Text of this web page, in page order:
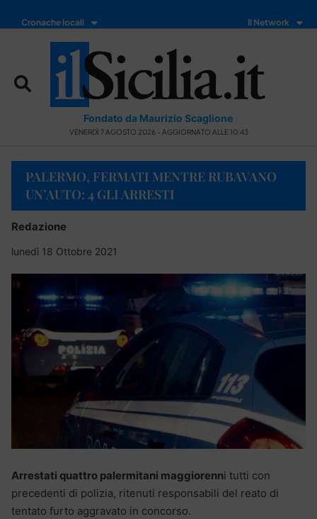
Cronache locali Il Network
Fondato da Maurizio Scaglione
VENERDÌ 7 AGOSTO 2026 - AGGIORNATO ALLE 10:43
PALERMO, FERMATI MENTRE RUBAVANO
UN’AUTO: 4 GLI ARRESTI
Redazione
lunedì 18 Ottobre 2021
Arrestati quattro palermitani maggiorenni tutti con
precedenti di polizia, ritenuti responsabili del reato di
tentato furto aggravato in concorso.